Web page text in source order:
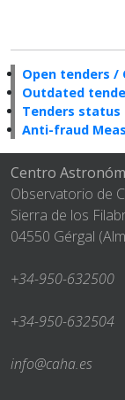
Open tenders /
Outdated
Tenders status
Anti-fraud
Centro
Observatorio de
Sierra de los
04550 Gérgal
+34-950-632500
+34-950-632504
info@caha.es